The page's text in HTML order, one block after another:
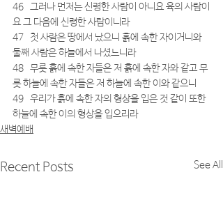
46   그러나 먼저는 신령한 사람이 아니요 육의 사람이
요 그 다음에 신령한 사람이니라
47   첫 사람은 땅에서 났으니 흙에 속한 자이거니와
둘째 사람은 하늘에서 나셨느니라
48   무릇 흙에 속한 자들은 저 흙에 속한 자와 같고 무
릇 하늘에 속한 자들은 저 하늘에 속한 이와 같으니
49   우리가 흙에 속한 자의 형상을 입은 것 같이 또한
하늘에 속한 이의 형상을 입으리라
새벽예배
Recent Posts See All